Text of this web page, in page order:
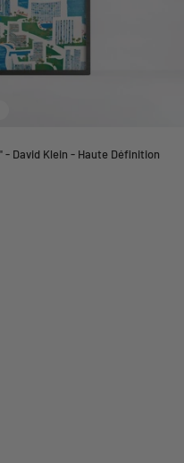
- David Klein - Haute Définition